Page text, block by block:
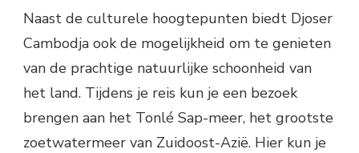
Naast de culturele hoogtepunten biedt Djoser
Cambodja ook de mogelijkheid om te genieten
van de prachtige natuurlijke schoonheid van
het land. Tijdens je reis kun je een bezoek
brengen aan het Tonlé Sap-meer, het grootste
zoetwatermeer van Zuidoost-Azië. Hier kun je